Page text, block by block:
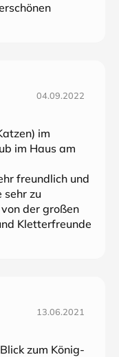
04.09.2022
im
im Haus am
freundlich und
sehr zu
der großen
Kletterfreunde
13.06.2021
zum König-